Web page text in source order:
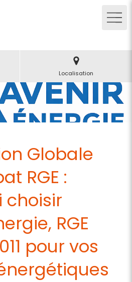
Localisation
Globale
RGE :
choisir
RGE
pour vos